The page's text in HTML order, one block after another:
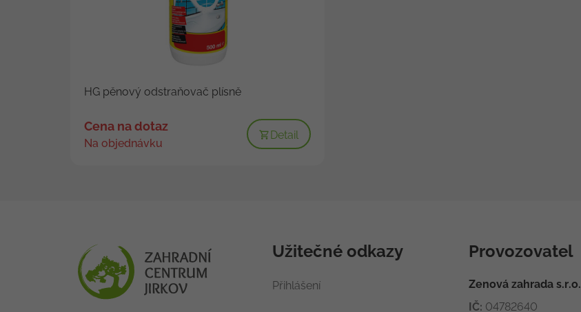
HG pěnový odstraňovač plísně
Cena na dotaz
Na objednávku
Detail
Užitečné odkazy
Přihlášení
Provozovatel
Zenová zahrada s.r.o.
IČ: 04782640